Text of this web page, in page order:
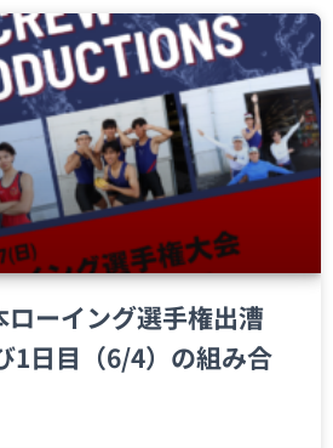
ーイング選手権出漕
1日目（6/4）の組み合